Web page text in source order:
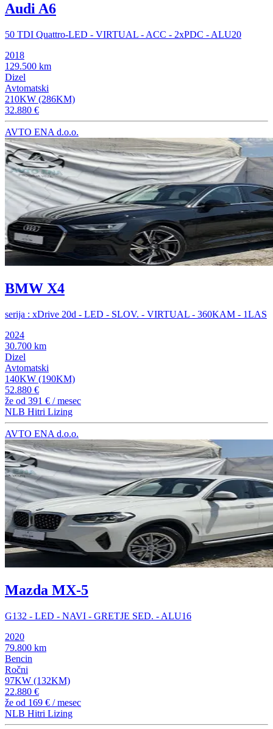
Audi A6
50 TDI Quattro-LED - VIRTUAL - ACC - 2xPDC - ALU20
2018
129.500 km
Dizel
Avtomatski
210KW (286KM)
32.880 €
AVTO ENA d.o.o.
BMW X4
serija : xDrive 20d - LED - SLOV. - VIRTUAL - 360KAM - 1LAS
2024
30.700 km
Dizel
Avtomatski
140KW (190KM)
52.880 €
že od 391 € / mesec
NLB Hitri Lizing
AVTO ENA d.o.o.
Mazda MX-5
G132 - LED - NAVI - GRETJE SED. - ALU16
2020
79.800 km
Bencin
Ročni
97KW (132KM)
22.880 €
že od 169 € / mesec
NLB Hitri Lizing